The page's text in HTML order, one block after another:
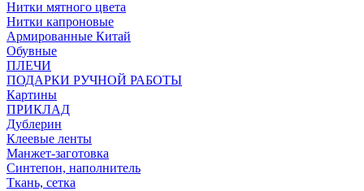
Нитки мятного цвета
Нитки капроновые
Армированные Китай
Обувные
ПЛЕЧИ
ПОДАРКИ РУЧНОЙ РАБОТЫ
Картины
ПРИКЛАД
Дублерин
Клеевые ленты
Манжет-заготовка
Синтепон, наполнитель
Ткань, сетка